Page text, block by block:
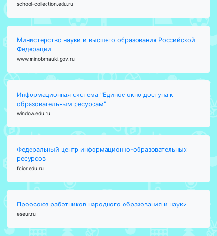
school-collection.edu.ru
Министерство науки и высшего образования Российской
Федерации
www.minobrnauki.gov.ru
Информационная система "Единое окно доступа к
образовательным ресурсам"
window.edu.ru
Федеральный центр информационно-образовательных
ресурсов
fcior.edu.ru
Профсоюз работников народного образования и науки
eseur.ru